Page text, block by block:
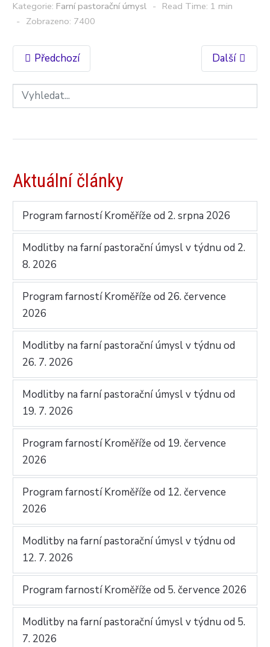
Kategorie: Farní pastorační úmysl
Read Time: 1 min
Zobrazeno: 7400
Předchozí Další
Aktuální články
Program farností Kroměříže od 2. srpna 2026
Modlitby na farní pastorační úmysl v týdnu od 2.
8. 2026
Program farností Kroměříže od 26. července
2026
Modlitby na farní pastorační úmysl v týdnu od
26. 7. 2026
Modlitby na farní pastorační úmysl v týdnu od
19. 7. 2026
Program farností Kroměříže od 19. července
2026
Program farností Kroměříže od 12. července
2026
Modlitby na farní pastorační úmysl v týdnu od
12. 7. 2026
Program farností Kroměříže od 5. července 2026
Modlitby na farní pastorační úmysl v týdnu od 5.
7. 2026